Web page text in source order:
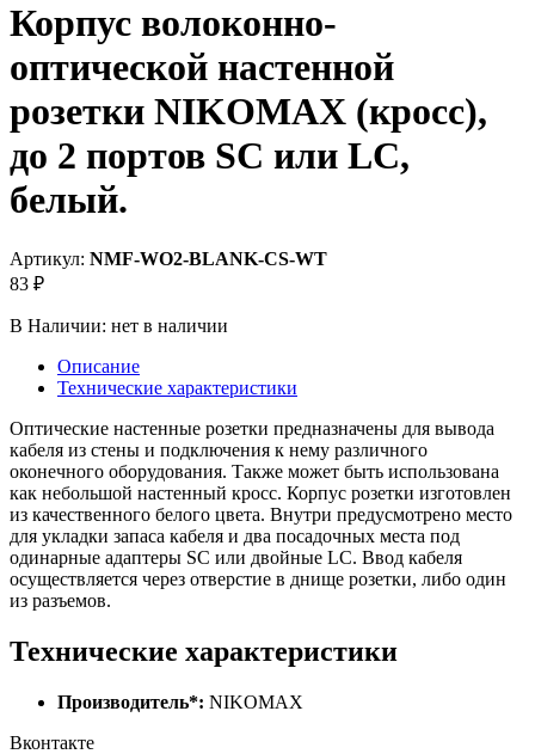
Корпус волоконно-
оптической настенной
розетки NIKOMAX (кросс),
до 2 портов SC или LC,
белый.
Артикул: NMF-WO2-BLANK-CS-WT
83 ₽
В Наличии: нет в наличии
Описание
Технические характеристики
Оптические настенные розетки предназначены для вывода
кабеля из стены и подключения к нему различного
оконечного оборудования. Также может быть использована
как небольшой настенный кросс. Корпус розетки изготовлен
из качественного белого цвета. Внутри предусмотрено место
для укладки запаса кабеля и два посадочных места под
одинарные адаптеры SC или двойные LC. Ввод кабеля
осуществляется через отверстие в днище розетки, либо один
из разъемов.
Технические характеристики
Производитель*: NIKOMAX
Вконтакте